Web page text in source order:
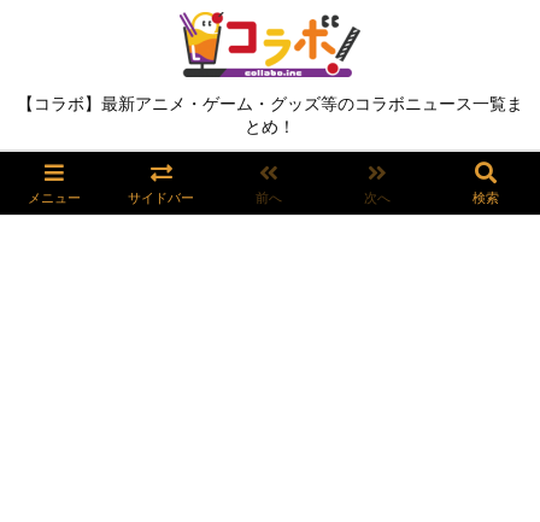
【コラボ】最新アニメ・ゲーム・グッズ等のコラボニュース一覧ま
とめ！
メニュー サイドバー 前へ 次へ 検索